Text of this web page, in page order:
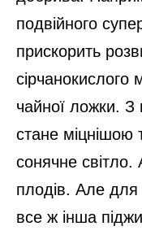
подвійного
прискорить
сірчанокислого
чайної ложки.
стане міцнішою
сонячне світло.
плодів. Але для
все ж інша